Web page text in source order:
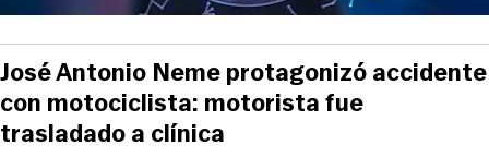
José Antonio Neme protagonizó accidente
con motociclista: motorista fue
trasladado a clínica